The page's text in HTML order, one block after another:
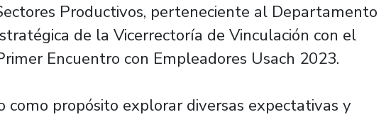
Productivos, perteneciente al Departamento
de la Vicerrectoría de Vinculación con el
Encuentro con Empleadores Usach 2023.
como propósito explorar diversas expectativas y